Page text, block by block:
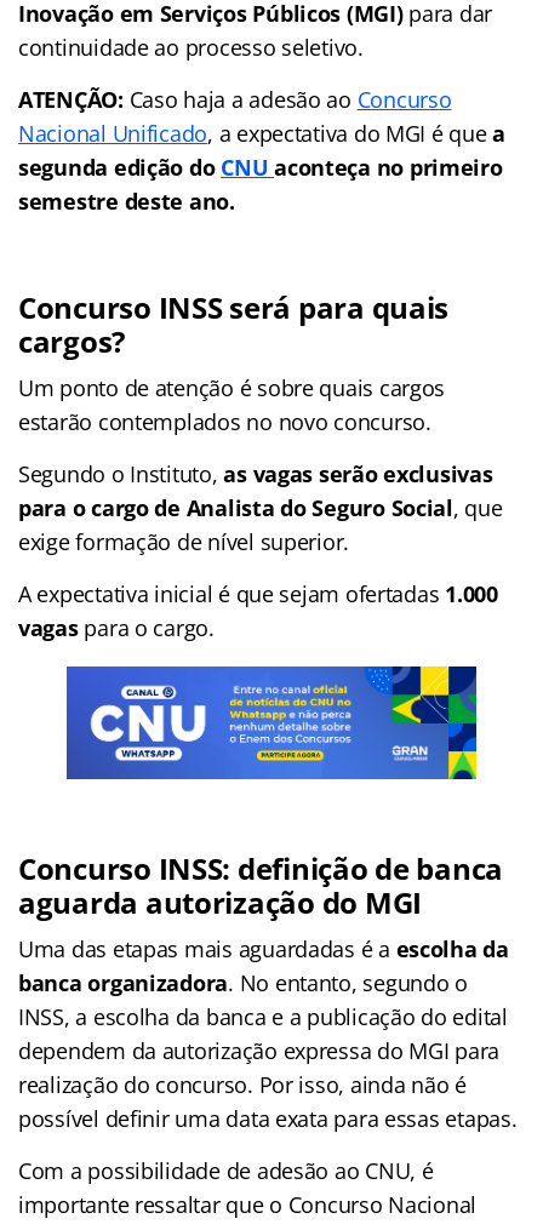
Inovação em Serviços Públicos (MGI)para dar
continuidade ao processo seletivo.
ATENÇÃO: Caso haja a adesão ao Concurso
Nacional Unificado, a expectativa do MGI é quea
segunda edição do CNUaconteça no primeiro
semestre deste ano.
Concurso INSS será para quais
cargos?
Um ponto de atenção é sobre quais cargos
estarão contemplados no novo concurso.
Segundo o Instituto,as vagas serão exclusivas
para o cargo de Analista do Seguro Social, que
exige formação de nível superior.
A expectativa inicial é que sejam ofertadas 1.000
vagaspara o cargo.
Concurso INSS: definição de banca
aguarda autorização do MGI
Uma das etapas mais aguardadas é a escolha da
banca organizadora. No entanto, segundo o
INSS, a escolha da banca e a publicação do edital
dependem da autorização expressa do MGI para
realização do concurso. Por isso, ainda não é
possível definir uma data exata para essas etapas.
Com a possibilidade de adesão ao CNU, é
importante ressaltar que o Concurso Nacional